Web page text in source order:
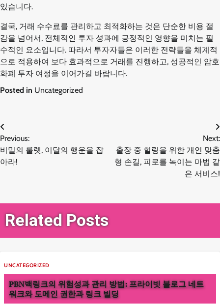
있습니다.
결국, 거래 수수료를 관리하고 최적화하는 것은 단순한 비용 절
감을 넘어서, 전체적인 투자 성과에 긍정적인 영향을 미치는 필
수적인 요소입니다. 따라서 투자자들은 이러한 전략들을 체계적
으로 적용하여 보다 효과적으로 거래를 진행하고, 성공적인 암호
화폐 투자 여정을 이어가길 바랍니다.
Posted in Uncategorized
글
탐
Previous:
비밀의 룰렛, 이달의 행운을 잡
아라!
Next:
출장 중 힐링을 위한 개인 맞춤
형 손길, 피로를 녹이는 마법 같
은 서비스!
Related Posts
UNCATEGORIZED
PBN백링크의 위험성과 관리 방법: 프라이빗 블로그 네트
워크와 도메인 권한과 링크 빌딩